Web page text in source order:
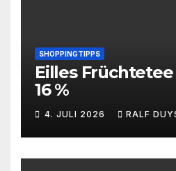
SHOPPINGTIPPS
Eilles
16 %
4. JULI 2026 RALF